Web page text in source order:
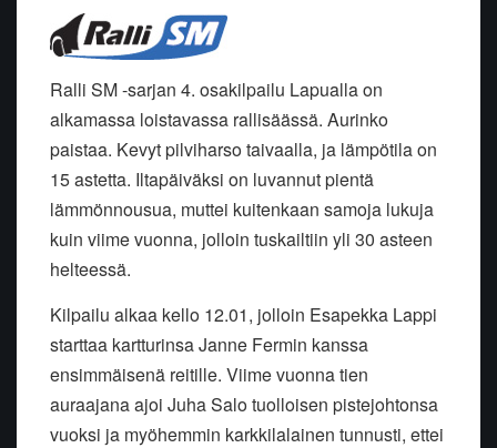
Ralli SM -sarjan 4. osakilpailu Lapualla on
alkamassa loistavassa rallisäässä. Aurinko
paistaa. Kevyt pilviharso taivaalla, ja lämpötila on
15 astetta. Iltapäiväksi on luvannut pientä
lämmönnousua, muttei kuitenkaan samoja lukuja
kuin viime vuonna, jolloin tuskailtiin yli 30 asteen
helteessä.
Kilpailu alkaa kello 12.01, jolloin Esapekka Lappi
starttaa kartturinsa Janne Fermin kanssa
ensimmäisenä reitille. Viime vuonna tien
auraajana ajoi Juha Salo tuolloisen pistejohtonsa
vuoksi ja myöhemmin karkkilalainen tunnusti, ettei